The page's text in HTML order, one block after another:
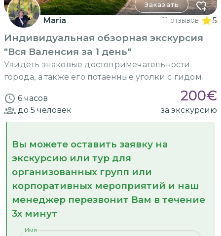
Заказать
Maria 11 отзывов 5
Индивидуальная обзорная экскурсия
"Вся Валенсия за 1 день"
Увидеть знаковые достопримечательности
города, а также его потаенные уголки с гидом
6 часов 200€
до 5 человек за экскурсию
Вы можете оставить заявку на
экскурсию или тур для
организованных групп или
корпоративных мероприятий и наш
менеджер перезвонит Вам в течение
3х минут
Имя